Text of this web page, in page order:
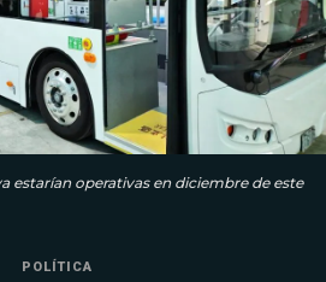
estarían operativas en diciembre de este
POLÍTICA